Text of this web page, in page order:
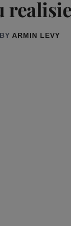
BY ARMIN LEVY